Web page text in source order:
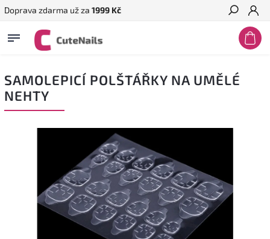
Doprava zdarma už za 1999 Kč
Hledat
SAMOLEPICÍ POLŠTÁŘKY NA UMĚLÉ
NEHTY